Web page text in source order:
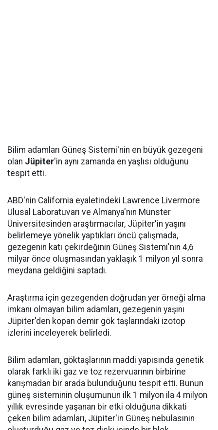
Bilim adamları Güneş Sistemi'nin en büyük gezegeni
olan Jüpiter'in aynı zamanda en yaşlısı olduğunu
tespit etti.
ABD'nin California eyaletindeki Lawrence Livermore
Ulusal Laboratuvarı ve Almanya'nın Münster
Üniversitesinden araştırmacılar, Jüpiter'in yaşını
belirlemeye yönelik yaptıkları öncü çalışmada,
gezegenin katı çekirdeğinin Güneş Sistemi'nin 4,6
milyar önce oluşmasından yaklaşık 1 milyon yıl sonra
meydana geldiğini saptadı.
Araştırma için gezegenden doğrudan yer örneği alma
imkanı olmayan bilim adamları, gezegenin yaşını
Jüpiter'den kopan demir gök taşlarındaki izotop
izlerini inceleyerek belirledi.
Bilim adamları, göktaşlarının maddi yapısında genetik
olarak farklı iki gaz ve toz rezervuarının birbirine
karışmadan bir arada bulunduğunu tespit etti. Bunun
güneş sisteminin oluşumunun ilk 1 milyon ila 4 milyon
yıllık evresinde yaşanan bir etki olduğuna dikkati
çeken bilim adamları, Jüpiter'in Güneş nebulasının